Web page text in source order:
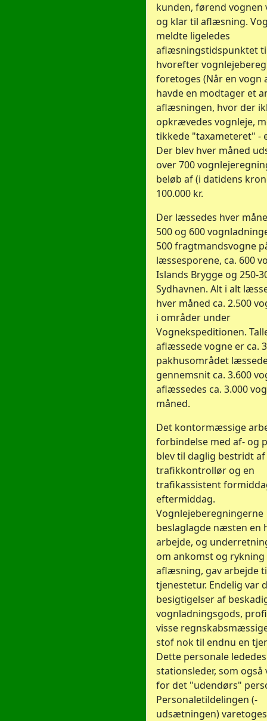
kunden, førend vognen
og klar til aflæsning.
meldte ligeledes
aflæsningstidspunktet
hvorefter
foretoges (Når en vogn
havde en modtager et
aflæsningen, hvor der
opkrævedes vognleje,
tikkede "taxameteret" -
Der blev hver måned
over 700
beløb af (i datidens
100.000 kr.
Der læssedes hver
500 og 600
500 fragtmandsvogne
læssesporene, ca. 600
Islands Brygge og 250-
Sydhavnen. Alt i alt
hver måned ca. 2.500
i områder under
Vognekspeditionen.
aflæssede vogne er ca.
pakhusområdet
gennemsnit ca. 3.600
aflæssedes ca. 3.000
måned.
Det kontormæssige
forbindelse med af- og
blev til daglig bestridt af
trafikkontrollør og en
trafikassistent
eftermiddag.
Vognlejeberegningerne
beslaglagde næsten en
arbejde, og
om ankomst og
aflæsning, gav arbejde
tjenestetur. Endelig var
besigtigelser af
vognladningsgods,
visse
stof nok til endnu en
Dette personale
stationsleder, som
for det "udendørs"
Personaletildelingen (-
udsætningen)